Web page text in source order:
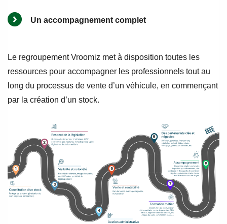
Un accompagnement complet
Le regroupement Vroomiz met à disposition toutes les
ressources pour accompagner les professionnels tout au
long du processus de vente d’un véhicule, en commençant
par la création d’un stock.